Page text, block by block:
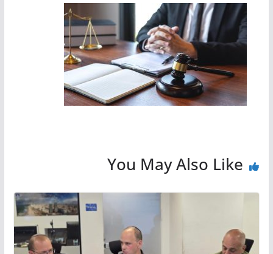
You May Also Like